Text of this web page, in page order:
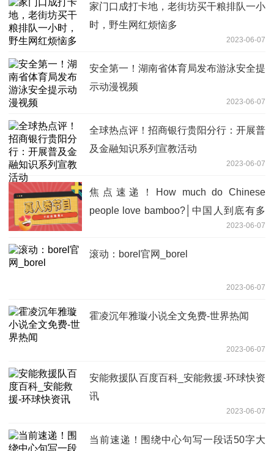
家门口成打卡地，老街坊买干粮排队一小
时，野生网红烦恼多
2023-06-07
安全第一！湖南省体育局发布游泳安全提
示动漫视频
2023-06-07
全球热点评！招商银行贵阳分行：开展普
及金融知识系列宣教活动
2023-06-07
焦点速递！How much do Chinese
people love bamboo?│中国人到底有多
2023-06-07
滚动：borel官网_borel
2023-06-07
霍凌沉年雅璇小说全文免费-世界热闻
2023-06-07
安能救援队百度百科_安能救援-环球快资
讯
2023-06-07
当前速递！围绕中心句写一段话50字大